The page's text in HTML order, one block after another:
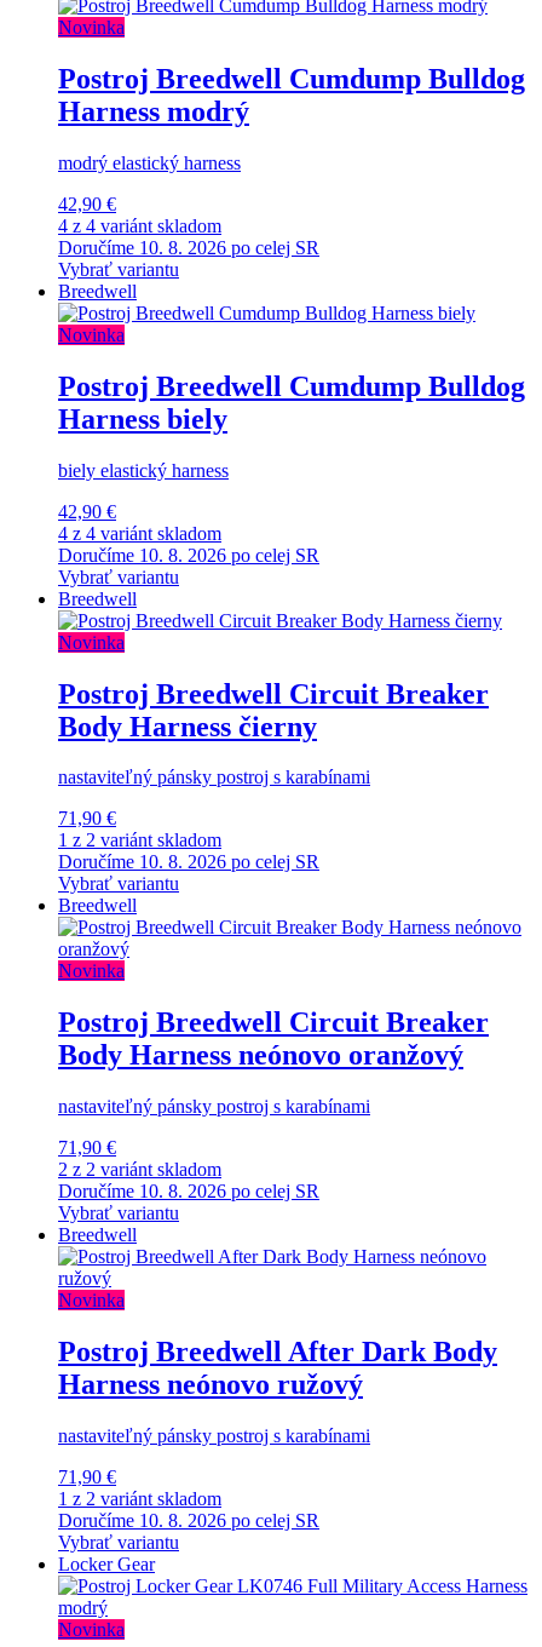
Novinka
Postroj Breedwell Cumdump Bulldog
Harness modrý
modrý elastický harness
42,90 €
4 z 4 variánt skladom
Doručíme 10. 8. 2026 po celej SR
Vybrať variantu
Breedwell
Novinka
Postroj Breedwell Cumdump Bulldog
Harness biely
biely elastický harness
42,90 €
4 z 4 variánt skladom
Doručíme 10. 8. 2026 po celej SR
Vybrať variantu
Breedwell
Novinka
Postroj Breedwell Circuit Breaker
Body Harness čierny
nastaviteľný pánsky postroj s karabínami
71,90 €
1 z 2 variánt skladom
Doručíme 10. 8. 2026 po celej SR
Vybrať variantu
Breedwell
Novinka
Postroj Breedwell Circuit Breaker
Body Harness neónovo oranžový
nastaviteľný pánsky postroj s karabínami
71,90 €
2 z 2 variánt skladom
Doručíme 10. 8. 2026 po celej SR
Vybrať variantu
Breedwell
Novinka
Postroj Breedwell After Dark Body
Harness neónovo ružový
nastaviteľný pánsky postroj s karabínami
71,90 €
1 z 2 variánt skladom
Doručíme 10. 8. 2026 po celej SR
Vybrať variantu
Locker Gear
Novinka